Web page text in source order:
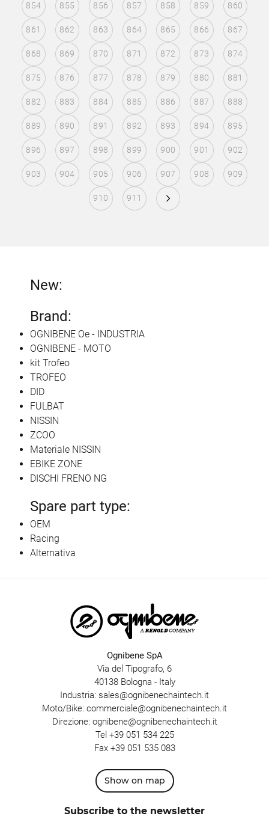
854 855 856 857 858 859 860
861 862 863 864 865 866 867
868 869 870 871 872 873 874
875 876 877 878 879 880 881
882 883 884 885 886 887 888
889 890 891 892 893 894 895
896 897 898 899 900 901 902
903 904 905 906 907 908 909
910 911
New:
Brand:
OGNIBENE Oe - INDUSTRIA
OGNIBENE - MOTO
kit Trofeo
TROFEO
DID
FULBAT
NISSIN
ZCOO
Materiale NISSIN
EBIKE ZONE
DISCHI FRENO NG
Spare part type:
OEM
Racing
Alternativa
Ognibene SpA
Via del Tipografo, 6
40138 Bologna - Italy
Industria: sales@ognibenechaintech.it
Moto/Bike: commerciale@ognibenechaintech.it
Direzione: ognibene@ognibenechaintech.it
Tel +39 051 534 225
Fax +39 051 535 083
Show on map
Subscribe to the newsletter